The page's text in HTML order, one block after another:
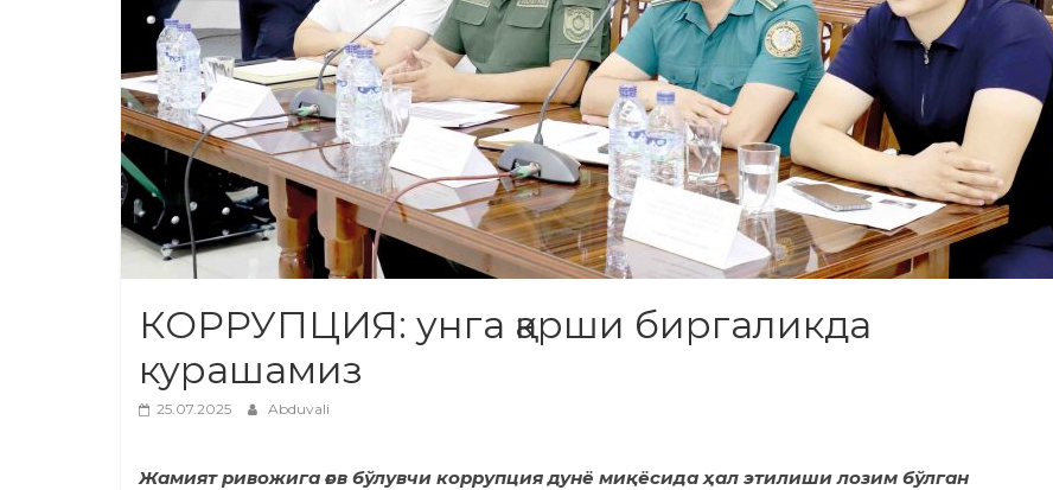
КОРРУПЦИЯ: унга қарши биргаликда
курашамиз
25.07.2025 Abduvali
Жамият ривожига ғов бўлувчи коррупция дунё миқёсида ҳал этилиши лозим бўлган